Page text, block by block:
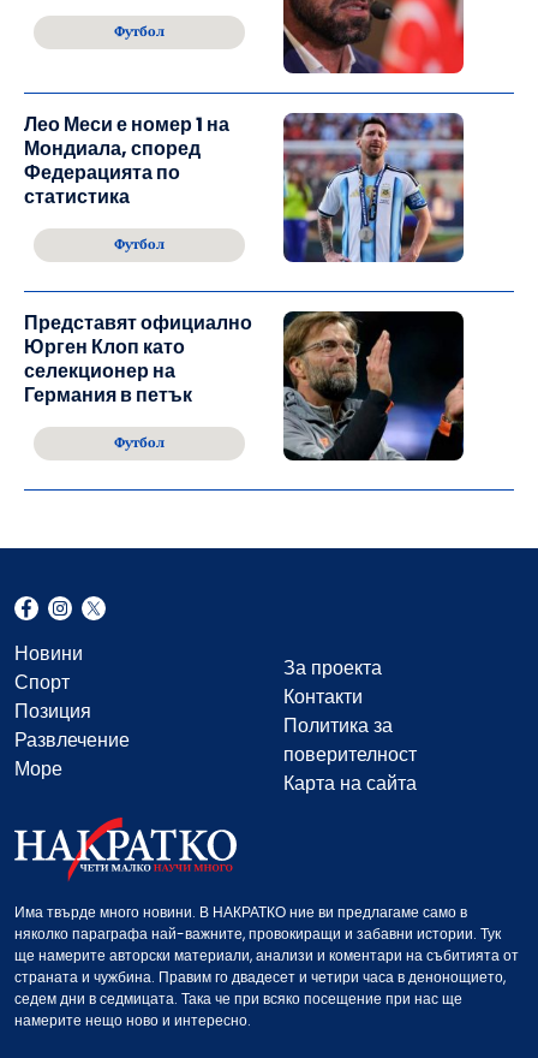
Футбол
Лео Меси е номер 1 на
Мондиала, според
Федерацията по
статистика
Футбол
Представят официално
Юрген Клоп като
селекционер на
Германия в петък
Футбол
Новини
Спорт
Позиция
Развлечение
Море
За проекта
Контакти
Политика за
поверителност
Карта на сайта
Има твърде много новини. В НАКРАТКО ние ви предлагаме само в
няколко параграфа най-важните, провокиращи и забавни истории. Тук
ще намерите авторски материали, анализи и коментари на събитията от
страната и чужбина. Правим го двадесет и четири часа в денонощието,
седем дни в седмицата. Така че при всяко посещение при нас ще
намерите нещо ново и интересно.